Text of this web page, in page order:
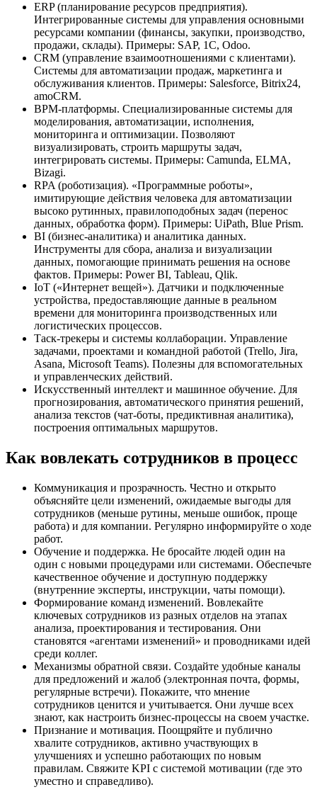
ERP (планирование ресурсов предприятия).
Интегрированные системы для управления основными
ресурсами компании (финансы, закупки, производство,
продажи, склады). Примеры: SAP, 1C, Odoo.
CRM (управление взаимоотношениями с клиентами).
Системы для автоматизации продаж, маркетинга и
обслуживания клиентов. Примеры: Salesforce, Bitrix24,
amoCRM.
BPM-платформы. Специализированные системы для
моделирования, автоматизации, исполнения,
мониторинга и оптимизации. Позволяют
визуализировать, строить маршруты задач,
интегрировать системы. Примеры: Camunda, ELMA,
Bizagi.
RPA (роботизация). «Программные роботы»,
имитирующие действия человека для автоматизации
высоко рутинных, правилоподобных задач (перенос
данных, обработка форм). Примеры: UiPath, Blue Prism.
BI (бизнес-аналитика) и аналитика данных.
Инструменты для сбора, анализа и визуализации
данных, помогающие принимать решения на основе
фактов. Примеры: Power BI, Tableau, Qlik.
IoT («Интернет вещей»). Датчики и подключенные
устройства, предоставляющие данные в реальном
времени для мониторинга производственных или
логистических процессов.
Таск-трекеры и системы коллаборации. Управление
задачами, проектами и командной работой (Trello, Jira,
Asana, Microsoft Teams). Полезны для вспомогательных
и управленческих действий.
Искусственный интеллект и машинное обучение. Для
прогнозирования, автоматического принятия решений,
анализа текстов (чат-боты, предиктивная аналитика),
построения оптимальных маршрутов.
Как вовлекать сотрудников в процесс
Коммуникация и прозрачность. Честно и открыто
объясняйте цели изменений, ожидаемые выгоды для
сотрудников (меньше рутины, меньше ошибок, проще
работа) и для компании. Регулярно информируйте о ходе
работ.
Обучение и поддержка. Не бросайте людей один на
один с новыми процедурами или системами. Обеспечьте
качественное обучение и доступную поддержку
(внутренние эксперты, инструкции, чаты помощи).
Формирование команд изменений. Вовлекайте
ключевых сотрудников из разных отделов на этапах
анализа, проектирования и тестирования. Они
становятся «агентами изменений» и проводниками идей
среди коллег.
Механизмы обратной связи. Создайте удобные каналы
для предложений и жалоб (электронная почта, формы,
регулярные встречи). Покажите, что мнение
сотрудников ценится и учитывается. Они лучше всех
знают, как настроить бизнес-процессы на своем участке.
Признание и мотивация. Поощряйте и публично
хвалите сотрудников, активно участвующих в
улучшениях и успешно работающих по новым
правилам. Свяжите KPI с системой мотивации (где это
уместно и справедливо).